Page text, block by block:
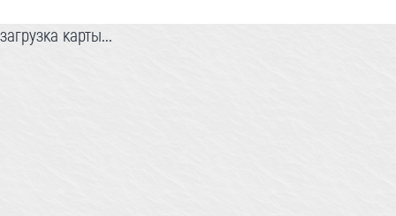
загрузка карты...